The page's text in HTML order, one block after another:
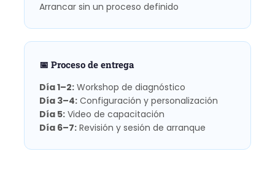
Arrancar sin un proceso definido
📅 Proceso de entrega
Día 1–2: Workshop de diagnóstico
Día 3–4: Configuración y personalización
Día 5: Video de capacitación
Día 6–7: Revisión y sesión de arranque